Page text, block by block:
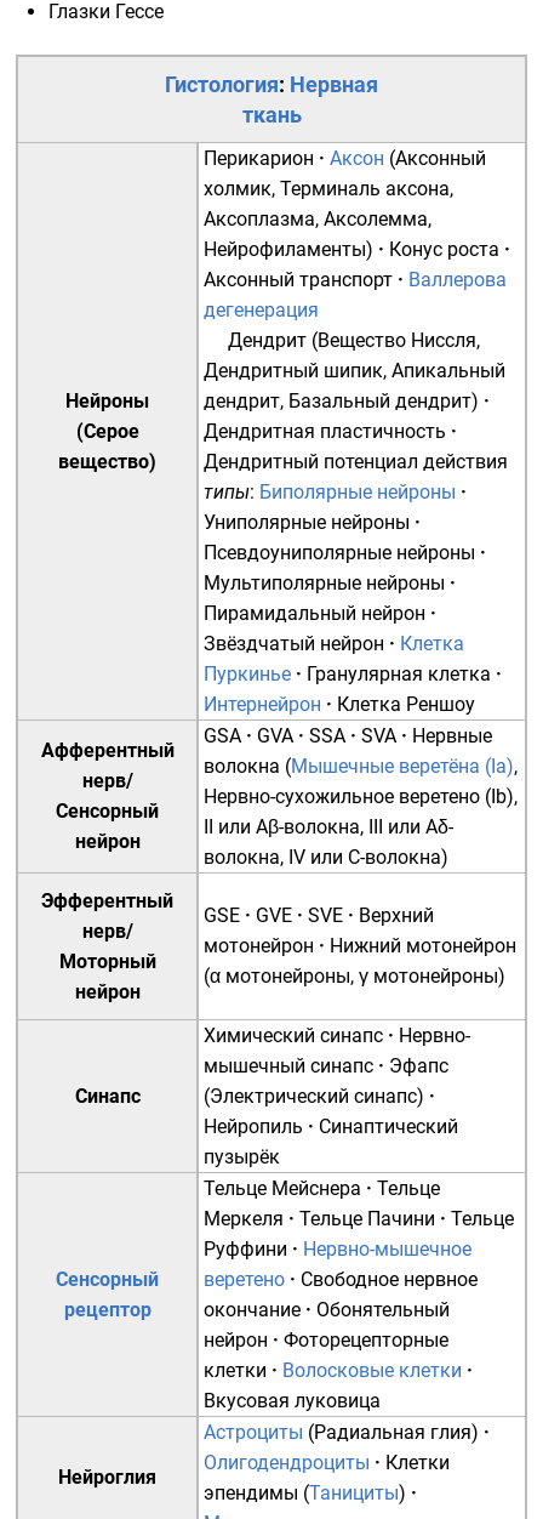
Глазки Гессе
Гистология: Нервная
ткань
Нейроны
(Серое
вещество)
Перикарион · Аксон (Аксонный
холмик, Терминаль аксона,
Аксоплазма, Аксолемма,
Нейрофиламенты) · Конус роста ·
Аксонный транспорт · Валлерова
дегенерация
Дендрит (Вещество Ниссля,
Дендритный шипик, Апикальный
дендрит, Базальный дендрит) ·
Дендритная пластичность ·
Дендритный потенциал действия
типы: Биполярные нейроны ·
Униполярные нейроны ·
Псевдоуниполярные нейроны ·
Мультиполярные нейроны ·
Пирамидальный нейрон ·
Звёздчатый нейрон · Клетка
Пуркинье · Гранулярная клетка ·
Интернейрон · Клетка Реншоу
Афферентный
нерв/
Сенсорный
нейрон
GSA · GVA · SSA · SVA · Нервные
волокна (Мышечные веретёна (Ia),
Нервно-сухожильное веретено (Ib),
II или Aβ-волокна, III или Aδ-
волокна, IV или C-волокна)
Эфферентный
нерв/
Моторный
нейрон
GSE · GVE · SVE · Верхний
мотонейрон · Нижний мотонейрон
(α мотонейроны, γ мотонейроны)
Синапс
Химический синапс · Нервно-
мышечный синапс · Эфапс
(Электрический синапс) ·
Нейропиль · Синаптический
пузырёк
Сенсорный
рецептор
Тельце Мейснера · Тельце
Меркеля · Тельце Пачини · Тельце
Руффини · Нервно-мышечное
веретено · Свободное нервное
окончание · Обонятельный
нейрон · Фоторецепторные
клетки · Волосковые клетки ·
Вкусовая луковица
Нейроглия
Астроциты (Радиальная глия) ·
Олигодендроциты · Клетки
эпендимы (Танициты) ·